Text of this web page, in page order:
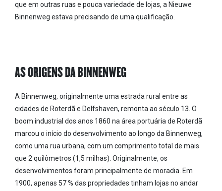
que em outras ruas e pouca variedade de lojas, a Nieuwe
Binnenweg estava precisando de uma qualificação.
AS ORIGENS DA BINNENWEG
A Binnenweg, originalmente uma estrada rural entre as
cidades de Roterdã e Delfshaven, remonta ao século 13. O
boom industrial dos anos 1860 na área portuária de Roterdã
marcou o início do desenvolvimento ao longo da Binnenweg,
como uma rua urbana, com um comprimento total de mais
que 2 quilômetros (1,5 milhas). Originalmente, os
desenvolvimentos foram principalmente de moradia. Em
1900, apenas 57 % das propriedades tinham lojas no andar